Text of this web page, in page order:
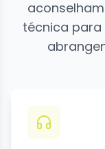
técnica